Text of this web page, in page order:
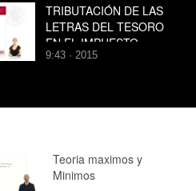
ES?
TRIBUTACIÓN DE LAS
LETRAS DEL TESORO
EN EL IMPUESTO
SOBRE LA RENTA DE
9:43 · 2015
Teoria maximos y
Minimos